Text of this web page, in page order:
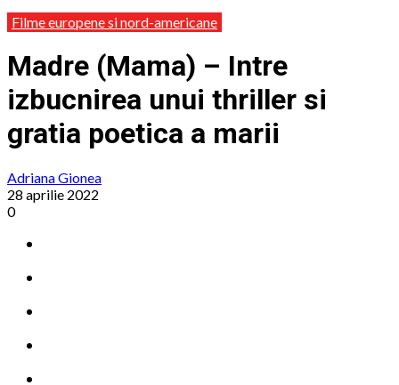
Filme europene si nord-americane
Madre (Mama) – Intre
izbucnirea unui thriller si
gratia poetica a marii
Adriana Gionea
28 aprilie 2022
0